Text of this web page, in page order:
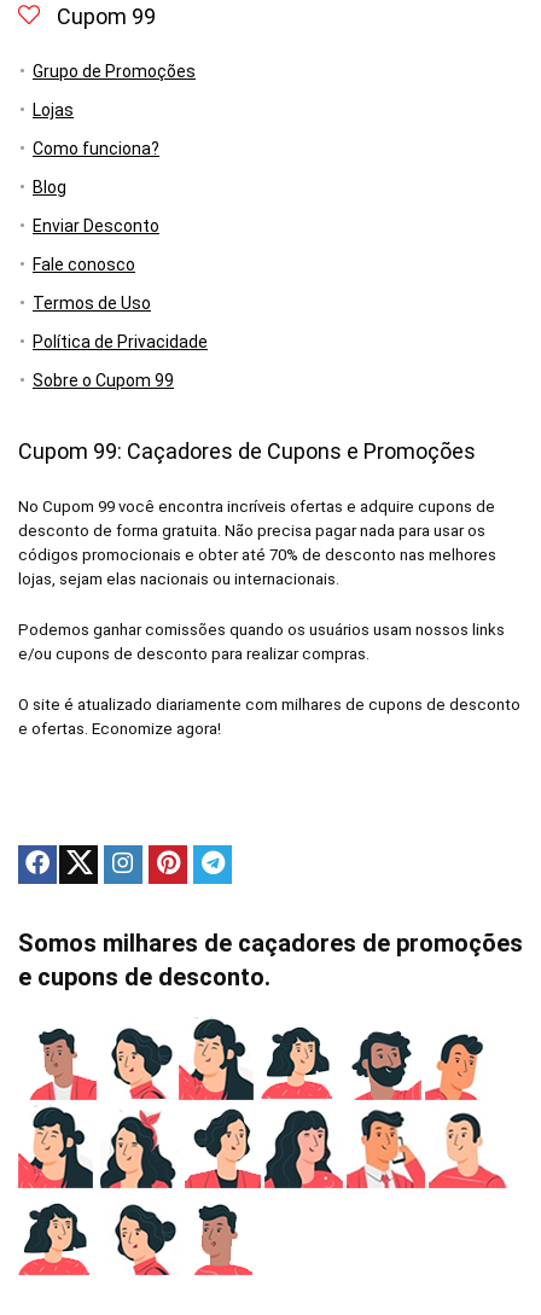
Cupom 99
Grupo de Promoções
Lojas
Como funciona?
Blog
Enviar Desconto
Fale conosco
Termos de Uso
Política de Privacidade
Sobre o Cupom 99
Cupom 99: Caçadores de Cupons e Promoções
No Cupom 99 você encontra incríveis ofertas e adquire cupons de
desconto de forma gratuita. Não precisa pagar nada para usar os
códigos promocionais e obter até 70% de desconto nas melhores
lojas, sejam elas nacionais ou internacionais.
Podemos ganhar comissões quando os usuários usam nossos links
e/ou cupons de desconto para realizar compras.
O site é atualizado diariamente com milhares de cupons de desconto
e ofertas. Economize agora!
Somos milhares de caçadores de promoções
e cupons de desconto.